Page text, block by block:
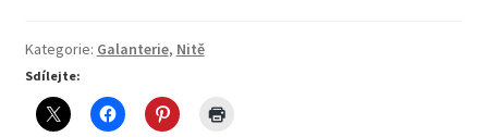
quantity
Kategorie: Galanterie, Nitě
Sdílejte: